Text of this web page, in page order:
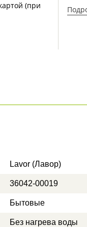
(при
Lavor (Лавор)
36042-00019
Бытовые
Без нагрева воды